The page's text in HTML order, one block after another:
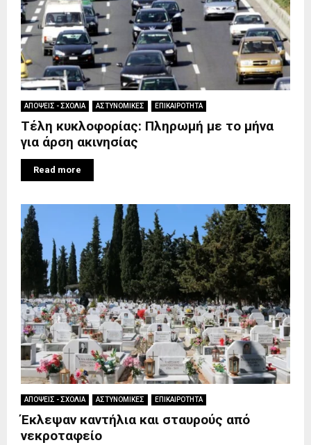
ΑΠΟΨΕΙΣ - ΣΧΟΛΙΑ ΑΣΤΥΝΟΜΙΚΕΣ ΕΠΙΚΑΙΡΟΤΗΤΑ
Τέλη κυκλοφορίας: Πληρωμή με το μήνα
για άρση ακινησίας
Read more
ΑΠΟΨΕΙΣ - ΣΧΟΛΙΑ ΑΣΤΥΝΟΜΙΚΕΣ ΕΠΙΚΑΙΡΟΤΗΤΑ
Έκλεψαν καντήλια και σταυρούς από
νεκροταφείο